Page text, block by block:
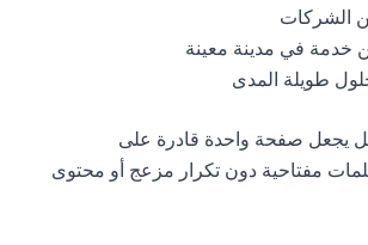
الشركات
في مدينة معينة
طويلة المدى
يجعل صفحة واحدة قادرة على
مفتاحية دون تكرار مزعج أو محتوى